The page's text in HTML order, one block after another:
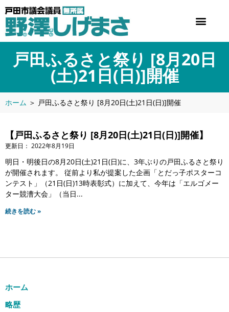
戸田ふるさと祭り [8月20日
(土)21日(日)]開催
ホーム ＞ 戸田ふるさと祭り [8月20日(土)21日(日)]開催
【戸田ふるさと祭り [8月20日(土)21日(日)]開催】
2022年8月19日
明日・明後日の8月20日(土)21日(日)に、3年ぶりの戸田ふるさと祭り
が開催されます。 従前より私が提案した企画「とだっ子ポスターコ
ンテスト」（21日(日)13時表彰式）に加えて、今年は「エルゴメー
ター競漕大会」（当日
続きを読む »
ホーム
略歴